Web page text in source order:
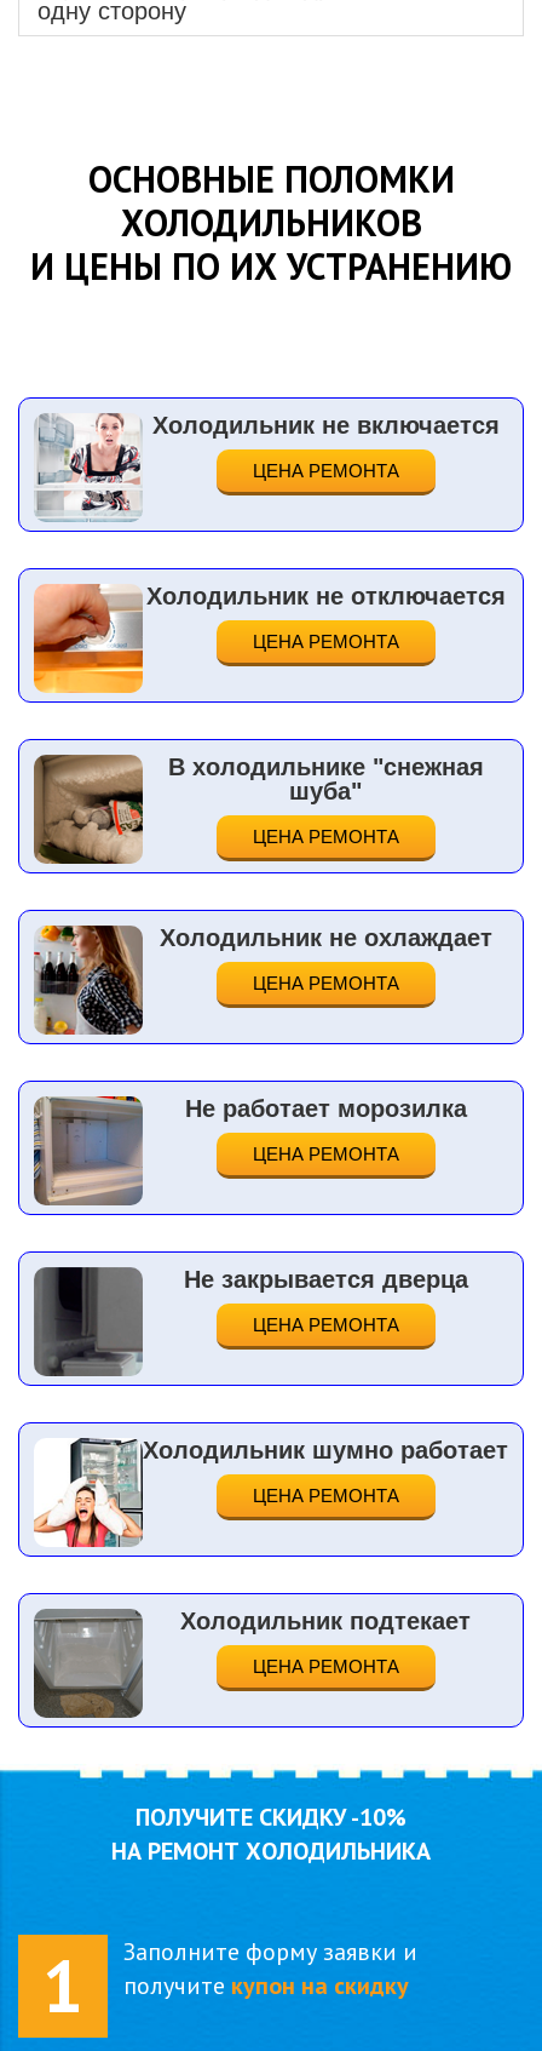
одну сторону
ОСНОВНЫЕ ПОЛОМКИ
ХОЛОДИЛЬНИКОВ
И ЦЕНЫ ПО ИХ УСТРАНЕНИЮ
Холодильник не включается
ЦЕНА РЕМОНТА
Холодильник не отключается
ЦЕНА РЕМОНТА
В холодильнике "снежная
шуба"
ЦЕНА РЕМОНТА
Холодильник не охлаждает
ЦЕНА РЕМОНТА
Не работает морозилка
ЦЕНА РЕМОНТА
Не закрывается дверца
ЦЕНА РЕМОНТА
Холодильник шумно работает
ЦЕНА РЕМОНТА
Холодильник подтекает
ЦЕНА РЕМОНТА
ПОЛУЧИТЕ СКИДКУ-10%
НА РЕМОНТ ХОЛОДИЛЬНИКА
1
Заполните форму заявки и
получите купон на скидку